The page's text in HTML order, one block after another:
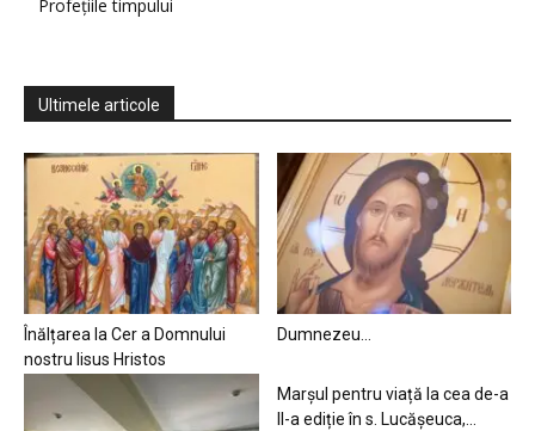
Profețiile timpului
Ultimele articole
Înălțarea la Cer a Domnului
nostru Iisus Hristos
Dumnezeu…
Marșul pentru viață la cea de-a
II-a ediție în s. Lucășeuca,...